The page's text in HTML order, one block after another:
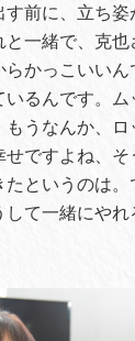
前に、立ち
一緒で、克
かっこいいん
るんです。
もうなんか、
ですよね、そ
というのは
て一緒にやれ